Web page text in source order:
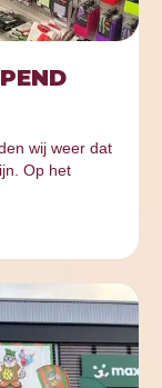
wij weer dat
Op het